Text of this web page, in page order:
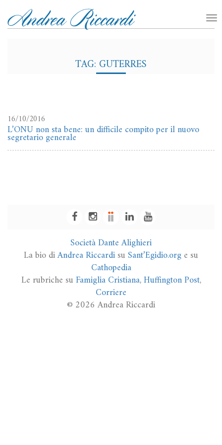
TAG: GUTERRES
16/10/2016
L’ONU non sta bene: un difficile compito per il nuovo
segretario generale
Società Dante Alighieri
La bio diAndrea RiccardisuSant’Egidio.orge su
Cathopedia
Le rubriche suFamiglia Cristiana,Huffington Post,
Corriere
© 2026 Andrea Riccardi